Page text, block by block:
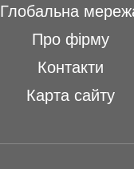
Глобальна
Про фірму
Контакти
Карта сайту